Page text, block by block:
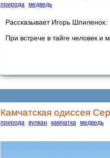
природа медведь
Рассказывает Игорь Шпиленок:
При встрече в тайге человек и
Камчатская одиссея
природа вулкан камчатка медведь